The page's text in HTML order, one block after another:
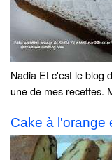
Nadia Et c'est le blog
une de mes recettes.
Cake à l'orange